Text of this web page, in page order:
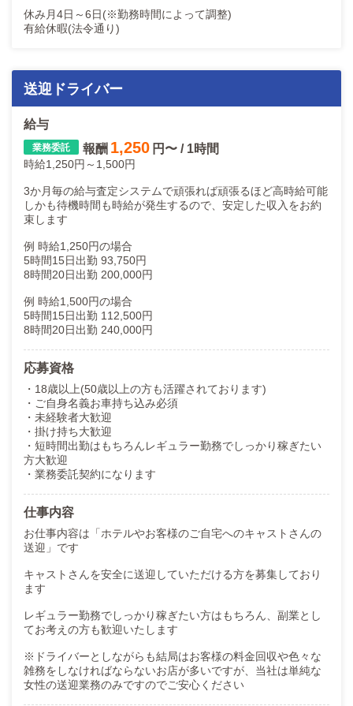
休み月4日～6日(※勤務時間によって調整)
有給休暇(法令通り)
送迎ドライバー
給与
報酬 1,250 円〜 / 1時間
時給1,250円～1,500円
3か月毎の給与査定システムで頑張れば頑張るほど高時給可能
しかも待機時間も時給が発生するので、安定した収入をお約
束します
例 時給1,250円の場合
5時間15日出勤 93,750円
8時間20日出勤 200,000円
例 時給1,500円の場合
5時間15日出勤 112,500円
8時間20日出勤 240,000円
応募資格
・18歳以上(50歳以上の方も活躍されております)
・ご自身名義お車持ち込み必須
・未経験者大歓迎
・掛け持ち大歓迎
・短時間出勤はもちろんレギュラー勤務でしっかり稼ぎたい
方大歓迎
・業務委託契約になります
仕事内容
お仕事内容は「ホテルやお客様のご自宅へのキャストさんの
送迎」です
キャストさんを安全に送迎していただける方を募集しており
ます
レギュラー勤務でしっかり稼ぎたい方はもちろん、副業とし
てお考えの方も歓迎いたします
※ドライバーとしながらも結局はお客様の料金回収や色々な
雑務をしなければならないお店が多いですが、当社は単純な
女性の送迎業務のみですのでご安心ください